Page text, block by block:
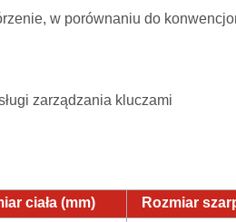
w porównaniu do
zarządzania kluczami
ciała (mm)
Rozmiar